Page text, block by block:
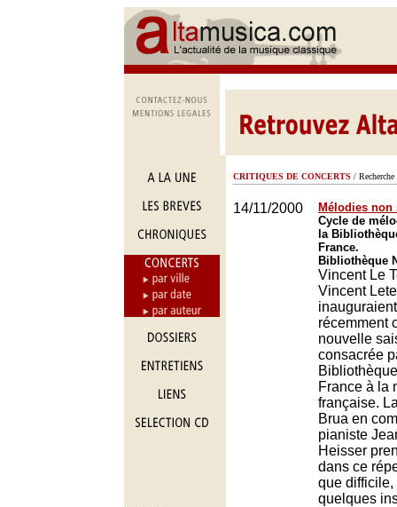
CRITIQUES DE CONCERTS / Recherche
14/11/2000
Mélodies non
Cycle de
la
France.
Bibliothèque
Vincent Le
Vincent
inauguraient
récemment
nouvelle
consacrée
France à la
française.
Brua en
pianiste
Heisser
dans ce
que difficile,
quelques